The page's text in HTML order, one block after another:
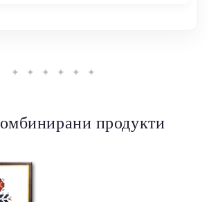
✦ ✦ ✦ ✦ ✦ ✦
продукти